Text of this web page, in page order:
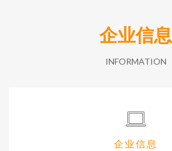
企业信息
INFORMATION
企业信息